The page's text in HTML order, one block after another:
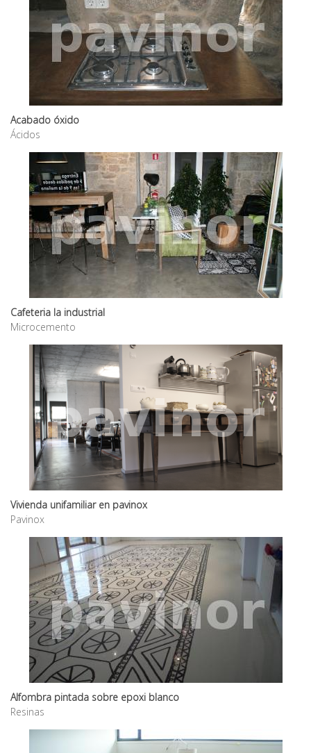
Acabado óxido
Ácidos
Cafeteria la industrial
Microcemento
Vivienda unifamiliar en pavinox
Pavinox
Alfombra pintada sobre epoxi blanco
Resinas